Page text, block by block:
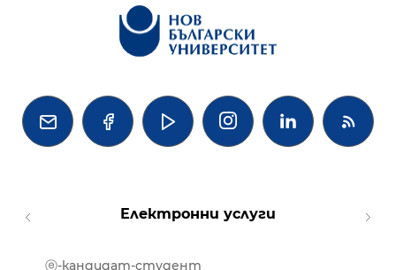
   
Електронни услуги
ⓔ-кандидат-студент